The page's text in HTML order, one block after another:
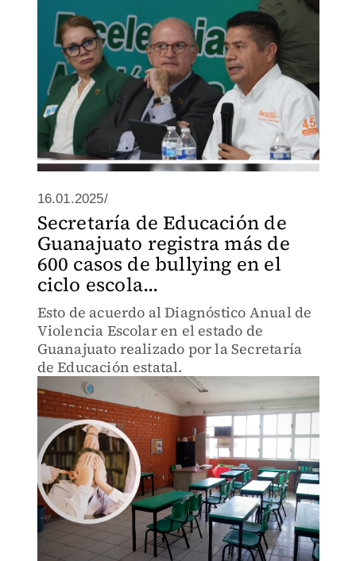
16.01.2025/
Secretaría de Educación de
Guanajuato registra más de
600 casos de bullying en el
ciclo escola...
Esto de acuerdo al Diagnóstico Anual de
Violencia Escolar en el estado de
Guanajuato realizado por la Secretaría
de Educación estatal.